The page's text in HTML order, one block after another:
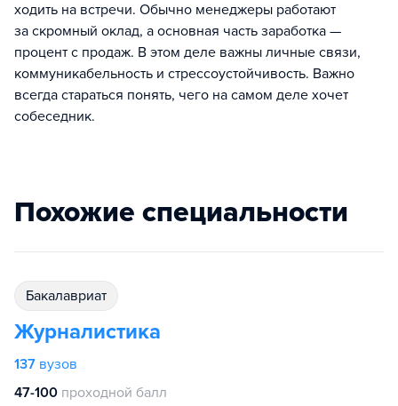
ходить на встречи. Обычно менеджеры работают
за скромный оклад, а основная часть заработка —
процент с продаж. В этом деле важны личные связи,
коммуникабельность и стрессоустойчивость. Важно
всегда стараться понять, чего на самом деле хочет
собеседник.
Похожие специальности
бакалавриат
Журналистика
137 вузов
47-100 проходной балл